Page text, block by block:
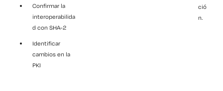
Confirmar la
interoperabilida
d con SHA-2
Identificar
cambios en la
PKI
ció
n.